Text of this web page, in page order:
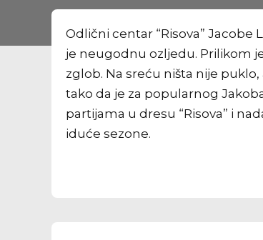
Odlični centar “Risova”
je neugodnu ozljedu. Prilikom
zglob. Na sreću ništa nije
tako da je za popularnog
partijama u dresu “Risova” i
iduće sezone.